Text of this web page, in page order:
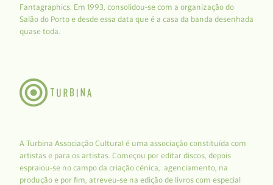
Fantagraphics. Em 1993, consolidou-se com a organização do
Salão do Porto e desde essa data que é a casa da banda desenhada
quase toda.
A Turbina Associação Cultural é uma associação constituída com
artistas e para os artistas. Começou por editar discos, depois
espraiou-se no campo da criação cénica, agenciamento, na
produção e por fim, atreveu-se na edição de livros com especial